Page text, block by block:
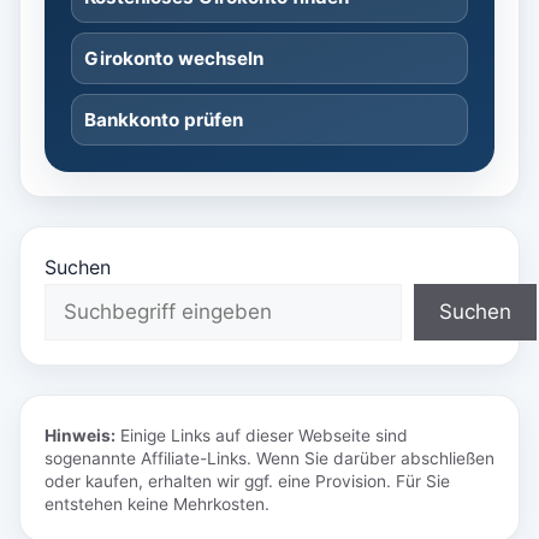
Girokonto wechseln
Bankkonto prüfen
Suchen
Suchen
Hinweis: Einige Links auf dieser Webseite sind
sogenannte Affiliate-Links. Wenn Sie darüber abschließen
oder kaufen, erhalten wir ggf. eine Provision. Für Sie
entstehen keine Mehrkosten.